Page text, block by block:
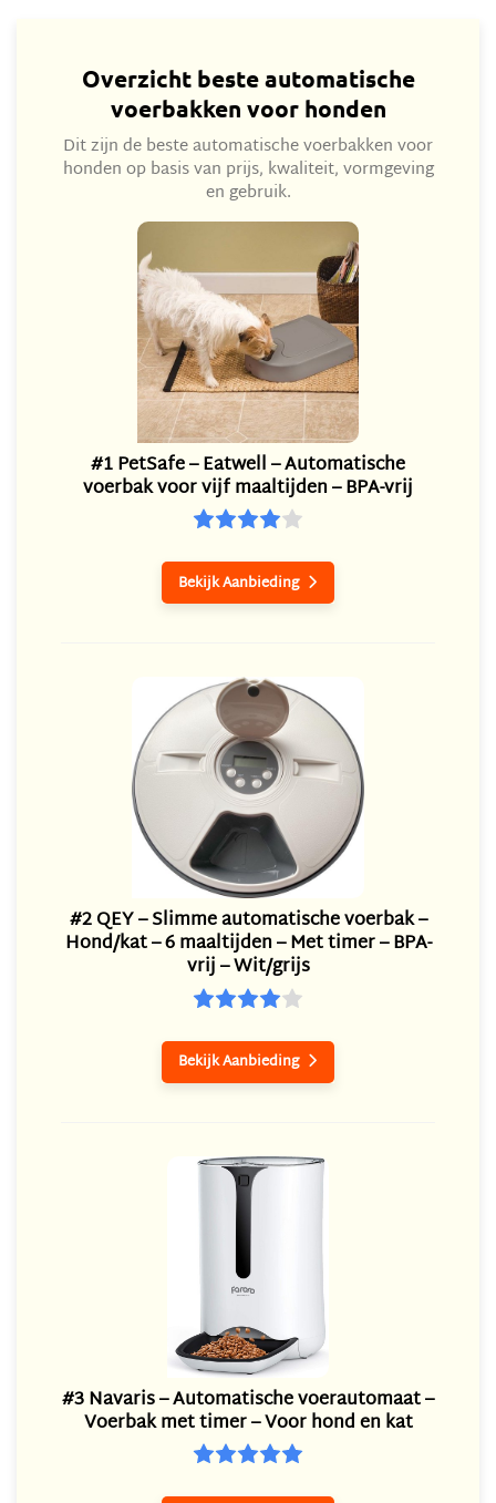
Overzicht beste automatische
voerbakken voor honden
Dit zijn de beste automatische voerbakken voor
honden op basis van prijs, kwaliteit, vormgeving
en gebruik.
#1 PetSafe – Eatwell – Automatische
voerbak voor vijf maaltijden – BPA-vrij
Bekijk Aanbieding 
#2 QEY – Slimme automatische voerbak –
Hond/kat – 6 maaltijden – Met timer – BPA-
vrij – Wit/grijs
Bekijk Aanbieding 
#3 Navaris – Automatische voerautomaat –
Voerbak met timer – Voor hond en kat